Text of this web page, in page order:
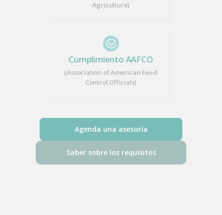
Agriculture)
Cumplimiento AAFCO
(Association of American Feed
Control Officials)
Agenda una asesoría
Saber sobre los requisitos